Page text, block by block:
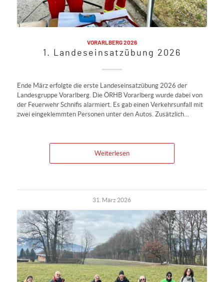
VORARLBERG 2026
1. Landeseinsatzübung 2026
Ende März erfolgte die erste Landeseinsatzübung 2026 der
Landesgruppe Vorarlberg. Die ÖRHB Vorarlberg wurde dabei von
der Feuerwehr Schnifis alarmiert. Es gab einen Verkehrsunfall mit
zwei eingeklemmten Personen unter den Autos. Zusätzlich…
Weiterlesen
31. März 2026